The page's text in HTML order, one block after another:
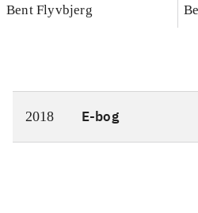
konkretes videnskab
Bent Flyvbjerg
2018 E-bog